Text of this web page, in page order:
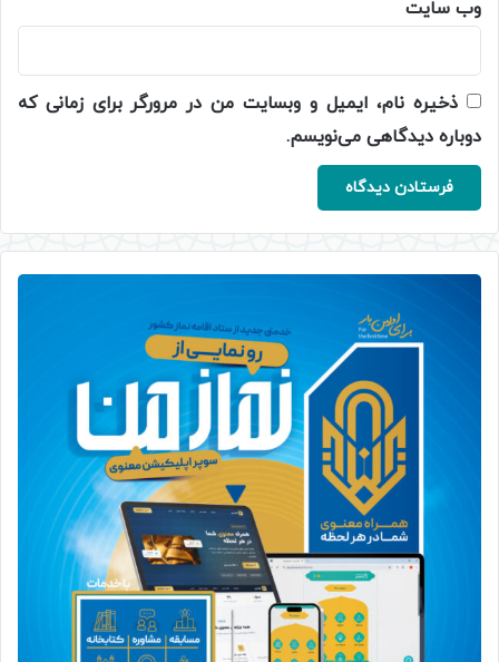
وب‌ سایت
ذخیره نام، ایمیل و وبسایت من در مرورگر برای زمانی که
دوباره دیدگاهی می‌نویسم.